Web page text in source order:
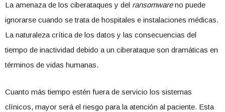
La amenaza de los ciberataques y del ransomwareno puede
ignorarse cuando se trata de hospitales e instalaciones médicas.
La naturaleza crítica de los datos y las consecuencias del
tiempo de inactividad debido a un ciberataque son dramáticas en
términos de vidas humanas.
Cuanto más tiempo estén fuera de servicio los sistemas
clínicos, mayor será el riesgo para la atención al paciente. Esta